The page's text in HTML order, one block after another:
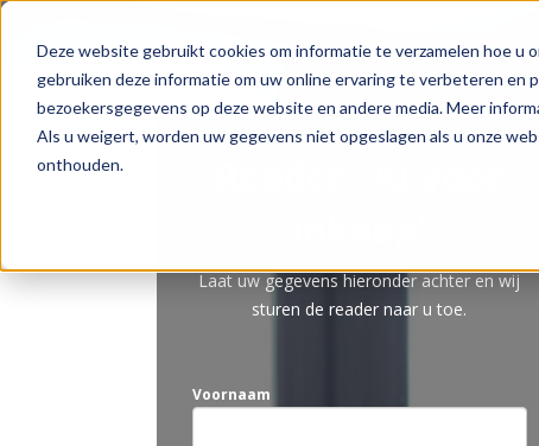
Deze website gebruikt cookies om informatie te verzamelen hoe
gebruiken deze informatie om uw online ervaring te verbeteren en
bezoekersgegevens op deze website en andere media. Meer
Als u weigert, worden uw gegevens niet opgeslagen als u onze
onthouden.
Laat uw gegevens hieronder achter en wij
sturen de reader naar u toe.
Voornaam